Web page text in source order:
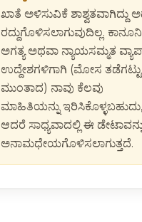
ಖಾತೆ ಅಳಿಸುವಿಕೆ ಶಾಶ್ವತವಾಗಿದ್ದು
ರದ್ದುಗೊಳಿಸಲಾಗುವುದಿಲ್ಲ.
ಅಗತ್ಯ ಅಥವಾ ನ್ಯಾಯಸಮ್ಮತ
ಉದ್ದೇಶಗಳಿಗಾಗಿ (ಮೋಸ
ಮುಂತಾದ) ನಾವು ಕೆಲವು
ಮಾಹಿತಿಯನ್ನು ಇರಿಸಿಕೊಳ್ಳಬಹುದು,
ಆದರೆ ಸಾಧ್ಯವಾದಲ್ಲಿ ಈ
ಅನಾಮಧೇಯಗೊಳಿಸಲಾಗುತ್ತದೆ.